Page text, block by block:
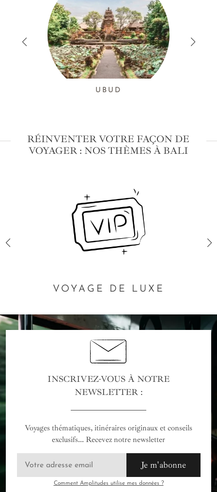
UBUD
RÉINVENTER VOTRE FAÇON DE
VOYAGER : NOS THÈMES À BALI
VOYAGE DE LUXE
INSCRIVEZ-VOUS À NOTRE
NEWSLETTER :
Voyages thématiques, itinéraires originaux et conseils
exclusifs... Recevez notre newsletter
Je m'abonne
Comment Amplitudes utilise mes données ?